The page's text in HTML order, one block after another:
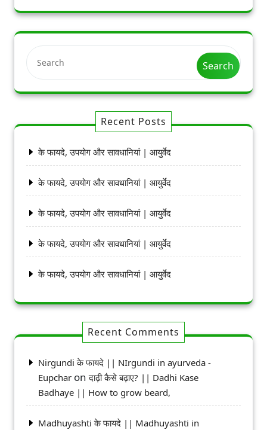
Search
Recent Posts
के फायदे, उपयोग और सावधानियां | आयुर्वेद
के फायदे, उपयोग और सावधानियां | आयुर्वेद
के फायदे, उपयोग और सावधानियां | आयुर्वेद
के फायदे, उपयोग और सावधानियां | आयुर्वेद
के फायदे, उपयोग और सावधानियां | आयुर्वेद
Recent Comments
Nirgundi के फायदे || NIrgundi in ayurveda -
Eupchar onदाढ़ी कैसे बढ़ाए? || Dadhi Kase
Badhaye || How to grow beard,
Madhuyashti के फायदे || Madhuyashti in